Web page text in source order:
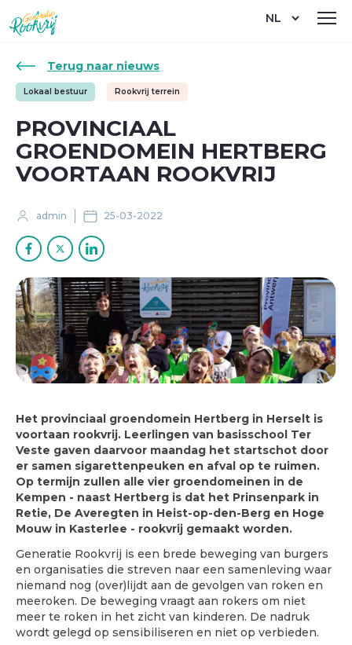
Overslaan
en
naar
inhoud
gaan
Select
Terug naar nieuws
Lokaal bestuur Rookvrij terrein
PROVINCIAAL
GROENDOMEIN HERTBERG
VOORTAAN ROOKVRIJ
admin 25-03-2022
Het provinciaal groendomein Hertberg in Herselt is
voortaan rookvrij. Leerlingen van basisschool Ter
Veste gaven daarvoor maandag het startschot door
er samen sigarettenpeuken en afval op te ruimen.
Op termijn zullen alle vier groendomeinen in de
Kempen - naast Hertberg is dat het Prinsenpark in
Retie, De Averegten in Heist-op-den-Berg en Hoge
Mouw in Kasterlee - rookvrij gemaakt worden.
Generatie Rookvrij is een brede beweging van burgers
en organisaties die streven naar een samenleving waar
niemand nog (over)lijdt aan de gevolgen van roken en
meeroken. De beweging vraagt aan rokers om niet
meer te roken in het zicht van kinderen. De nadruk
wordt gelegd op sensibiliseren en niet op verbieden.